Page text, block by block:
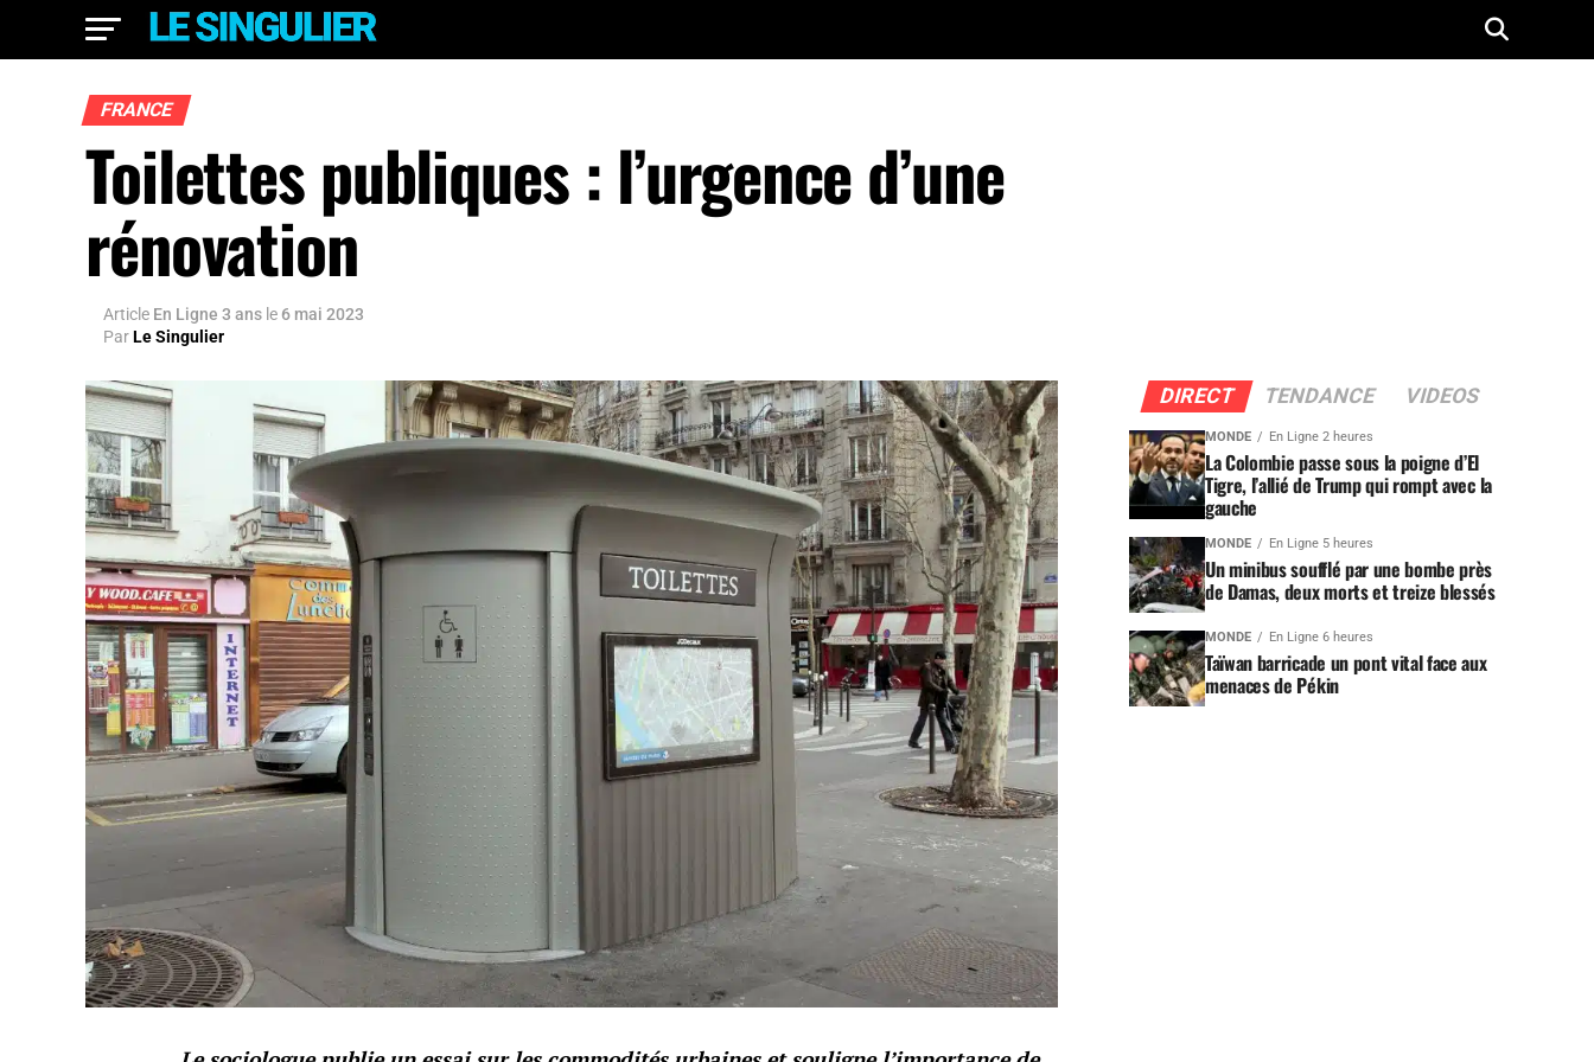
FRANCE
Toilettes publiques : l’urgence d’une
rénovation
Article En Ligne 3 ans le 6 mai 2023
ParLe Singulier
DIRECT TENDANCE VIDEOS
MONDE En Ligne 2 heures
La Colombie passe sous la poigne d’El
Tigre, l’allié de Trump qui rompt avec la
gauche
MONDE En Ligne 5 heures
Un minibus soufflé par une bombe près
de Damas, deux morts et treize blessés
MONDE En Ligne 6 heures
Taïwan barricade un pont vital face aux
menaces de Pékin